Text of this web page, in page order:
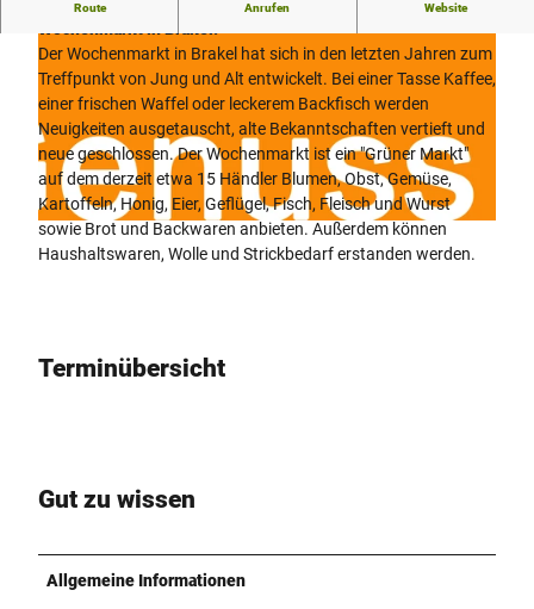
© MATTHIAS GROPPE
© Teutoburger Wald Tourismus/Stadt Brakel |CC-BY-SA
Route Anrufen Website
Der Wochenmarkt in Brakel hat sich in den letzten Jahren zum
Treffpunkt von Jung und Alt entwickelt. Bei einer Tasse Kaffee,
einer frischen Waffel oder leckerem Backfisch werden
Neuigkeiten ausgetauscht, alte Bekanntschaften vertieft und
neue geschlossen. Der Wochenmarkt ist ein "Grüner Markt"
auf dem derzeit etwa 15 Händler Blumen, Obst, Gemüse,
Kartoffeln, Honig, Eier, Geflügel, Fisch, Fleisch und Wurst
sowie Brot und Backwaren anbieten. Außerdem können
Haushaltswaren, Wolle und Strickbedarf erstanden werden.
Terminübersicht
Gut zu wissen
Allgemeine Informationen